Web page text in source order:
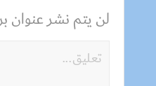
لن يتم نشر عنوان